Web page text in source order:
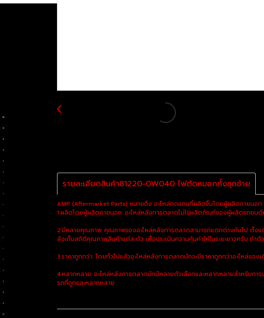
รายละเอียดสินค้า81220-0W040 ไฟตัดหมอกทั้งชุดซ้าย
AMP (Aftermarket Parts) หมายถึง อะไหล่ทดแทนที่ผลิตขึ้นโดยผู้ผลิตภายนอ
1.ผลิตโดยผู้ผลิตภายนอก: อะไหล่หลังการตลาดไม่ใช่ผลิตภัณฑ์ของผู้ผลิตรถยน
2.มีหลายคุณภาพ: คุณภาพของอะไหล่หลังการตลาดสามารถแตกต่างกันไป ตั้ง
ลังเก็บสถิติคุณภาพสินค้าแต่ละตัว เพื่อประเมินความคุ้มค่าให้ในระยะยาวครับ ถ้า
3.ราคาถูกกว่า: โดยทั่วไปแล้วอะไหล่หลังการตลาดมักจะมีราคาถูกกว่าอะไหล่
4.หลากหลาย: อะไหล่หลังการตลาดมักมีหลายตัวเลือกและหลากหลายสำหรับกา
รถที่ถูกและหลากหลาย